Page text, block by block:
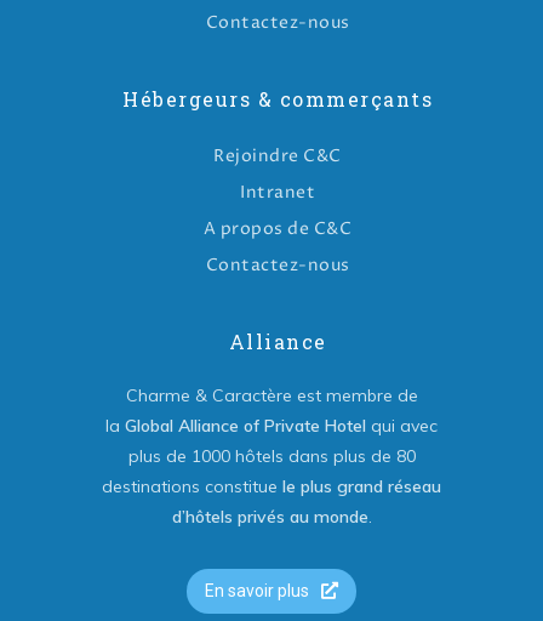
Contactez-nous
Hébergeurs & commerçants
Rejoindre C&C
Intranet
A propos de C&C
Contactez-nous
Alliance
Charme & Caractère est membre de
la Global Alliance of Private Hotel qui avec
plus de 1000 hôtels dans plus de 80
destinations constitue le plus grand réseau
d’hôtels privés au monde.
En savoir plus